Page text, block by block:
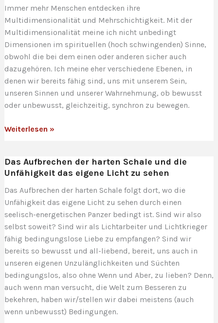
der
Lichtarbeit
Immer mehr Menschen entdecken ihre
Multidimensionalität und Mehrschichtigkeit. Mit der
Multidimensionalität meine ich nicht unbedingt
Dimensionen im spirituellen (hoch schwingenden) Sinne,
obwohl die bei dem einen oder anderen sicher auch
dazugehören. Ich meine eher verschiedene Ebenen, in
denen wir bereits fähig sind, uns mit unserem Sein,
unseren Sinnen und unserer Wahrnehmung, ob bewusst
oder unbewusst, gleichzeitig, synchron zu bewegen.
Multidimensionalität
zukünftige
Lebensweise
Weiterlesen »
Das Aufbrechen der harten Schale und die
Unfähigkeit das eigene Licht zu sehen
Das Aufbrechen der harten Schale folgt dort, wo die
Unfähigkeit das eigene Licht zu sehen durch einen
seelisch-energetischen Panzer bedingt ist. Sind wir also
selbst soweit? Sind wir als Lichtarbeiter und Lichtkrieger
fähig bedingungslose Liebe zu empfangen? Sind wir
bereits so bewusst und all-liebend, bereit, uns auch in
unseren eigenen Unzulänglichkeiten und Süchten
bedingungslos, also ohne Wenn und Aber, zu lieben? Denn,
auch wenn man versucht, die Welt zum Besseren zu
bekehren, haben wir/stellen wir dabei meistens (auch
wenn unbewusst) Bedingungen.